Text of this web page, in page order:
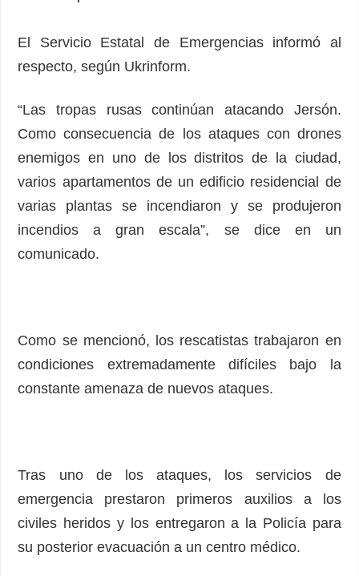
Crimen
Desastres y
ADICIONAL
Publicaciones
Entrevistas
Fotos
Video
Suscripción
imágenes
El Servicio Estatal de Emergencias informó al
respecto, según Ukrinform.
“Las tropas rusas continúan atacando Jersón.
Como consecuencia de los ataques con drones
enemigos en uno de los distritos de la ciudad,
varios apartamentos de un edificio residencial de
varias plantas se incendiaron y se produjeron
incendios a gran escala”, se dice en un
comunicado.
Como se mencionó, los rescatistas trabajaron en
condiciones extremadamente difíciles bajo la
constante amenaza de nuevos ataques.
Tras uno de los ataques, los servicios de
emergencia prestaron primeros auxilios a los
civiles heridos y los entregaron a la Policía para
su posterior evacuación a un centro médico.